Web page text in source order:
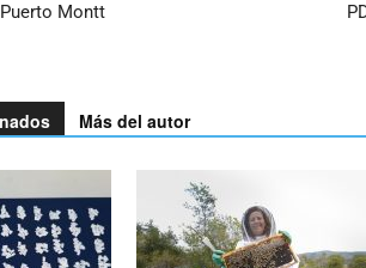
Montt
Más del autor